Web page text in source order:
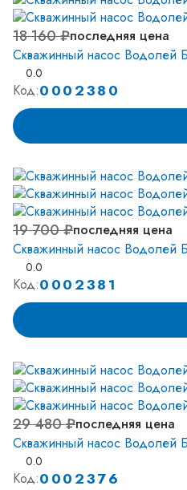
18 160 ₽последняя цена
Скважинный насос
0.0
Код:0002380
19 700 ₽последняя цена
Скважинный насос
0.0
Код:0002381
29 480 ₽последняя цена
Скважинный насос
0.0
Код:0002376